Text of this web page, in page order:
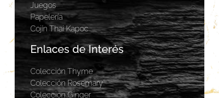
Juegos
Papelería
Cojín Thai Kapoc
Enlaces de Interés
Colección Thyme
Colección Rosemary
Coleccion Ginger